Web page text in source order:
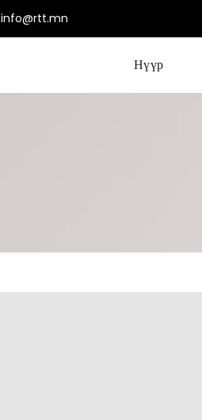
info@rtt.mn
Нүүр